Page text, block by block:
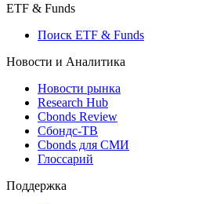
ETF & Funds
Поиск ETF & Funds
Новости и Аналитика
Новости рынка
Research Hub
Cbonds Review
Сбондс-ТВ
Cbonds для СМИ
Глоссарий
Поддержка